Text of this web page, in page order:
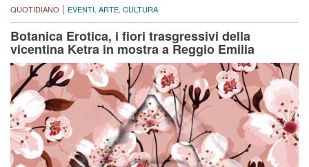
QUOTIDIANO | EVENTI ARTE CULTURA
Botanica Erotica, i fiori trasgressivi della
vicentina Ketra in mostra a Reggio Emilia